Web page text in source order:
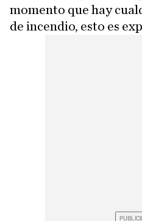
momento que hay
de incendio, esto es